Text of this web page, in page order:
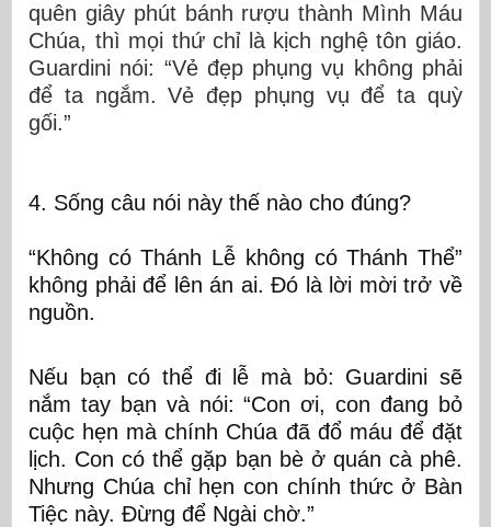
quên giây phút bánh rượu thành Mình Máu
Chúa, thì mọi thứ chỉ là kịch nghệ tôn giáo.
Guardini nói: “Vẻ đẹp phụng vụ không phải
để ta ngắm. Vẻ đẹp phụng vụ để ta quỳ
gối.”
4. Sống câu nói này thế nào cho đúng?
“Không có Thánh Lễ không có Thánh Thể”
không phải để lên án ai. Đó là lời mời trở về
nguồn.
Nếu bạn có thể đi lễ mà bỏ: Guardini sẽ
nắm tay bạn và nói: “Con ơi, con đang bỏ
cuộc hẹn mà chính Chúa đã đổ máu để đặt
lịch. Con có thể gặp bạn bè ở quán cà phê.
Nhưng Chúa chỉ hẹn con chính thức ở Bàn
Tiệc này. Đừng để Ngài chờ.”